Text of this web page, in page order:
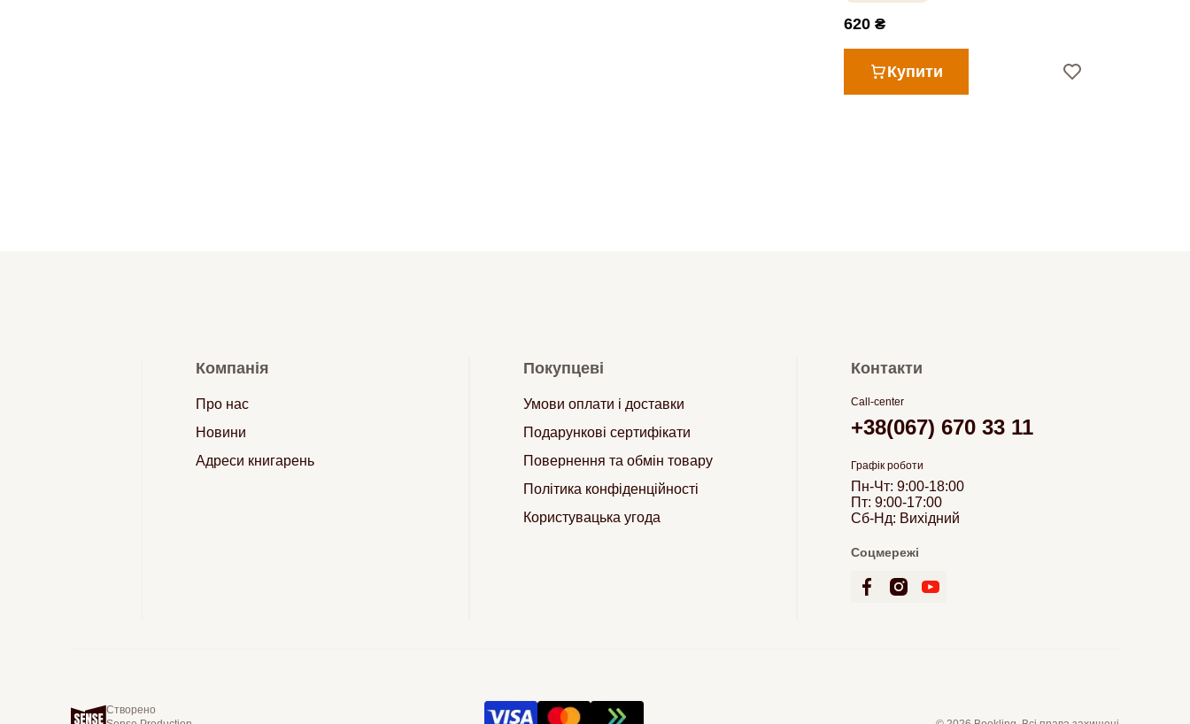
620 ₴
Купити
Компанія
Про нас
Новини
Адреси книгарень
Покупцеві
Умови оплати і доставки
Подарункові сертифікати
Повернення та обмін товару
Політика конфіденційності
Користувацька угода
Контакти
Call-center
+38(067) 670 33 11
Графік роботи
Пн-Чт: 9:00-18:00
Пт: 9:00-17:00
Сб-Нд: Вихідний
Соцмережі
Створено